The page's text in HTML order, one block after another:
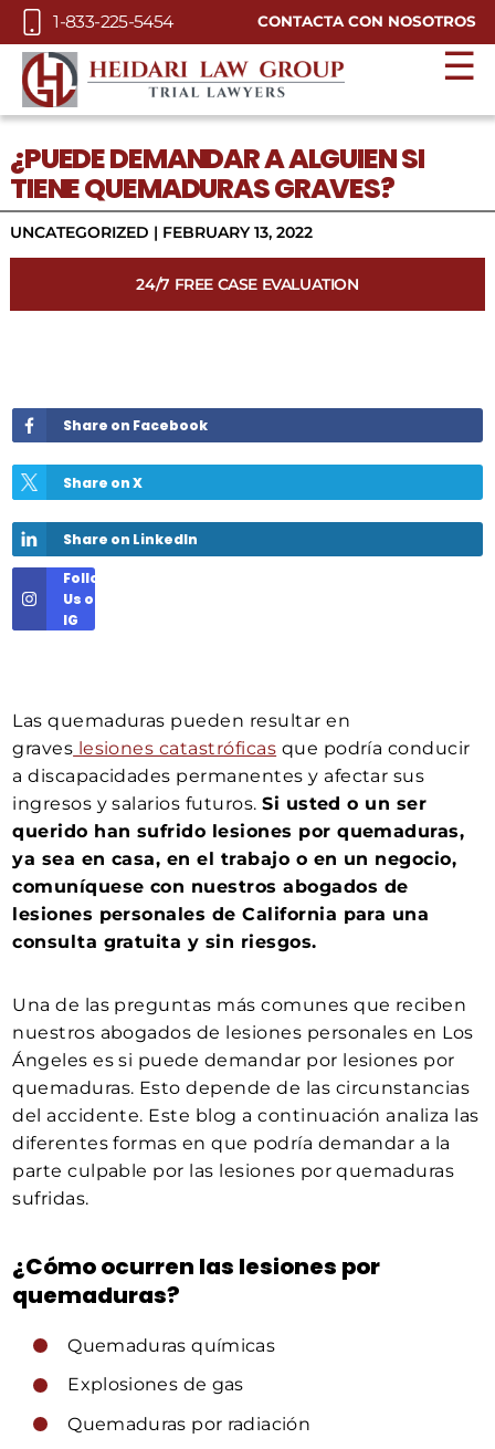
Skip to Main Content
1-833-225-5454 CONTACTA CON NOSOTROS
☰
¿PUEDE DEMANDAR A ALGUIEN SI
TIENE QUEMADURAS GRAVES?
UNCATEGORIZED | FEBRUARY 13, 2022
24/7 FREE CASE EVALUATION
Share on Facebook
Share on X
Share on LinkedIn
Follow
Us on
IG
Las quemaduras pueden resultar en
graves lesiones catastróficas que podría conducir
a discapacidades permanentes y afectar sus
ingresos y salarios futuros.Si usted o un ser
querido han sufrido lesiones por quemaduras,
ya sea en casa, en el trabajo o en un negocio,
comuníquese con nuestros abogados de
lesiones personales de California para una
consulta gratuita y sin riesgos.
Una de las preguntas más comunes que reciben
nuestros abogados de lesiones personales en Los
Ángeles es si puede demandar por lesiones por
quemaduras. Esto depende de las circunstancias
del accidente. Este blog a continuación analiza las
diferentes formas en que podría demandar a la
parte culpable por las lesiones por quemaduras
sufridas.
¿Cómo ocurren las lesiones por
quemaduras?
Quemaduras químicas
Explosiones de gas
Quemaduras por radiación